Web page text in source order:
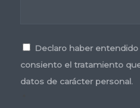
Declaro haber
consiento el tratamiento
datos de carácter personal.